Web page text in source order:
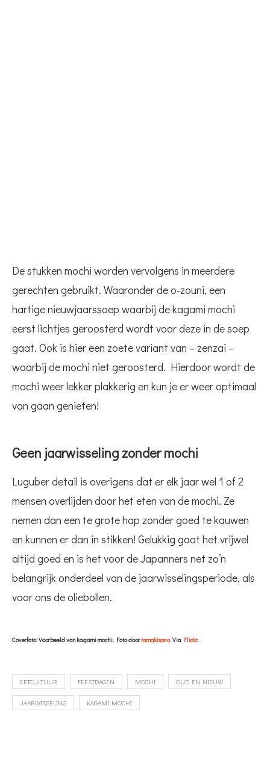
De stukken mochi worden vervolgens in meerdere
gerechten gebruikt. Waaronder de o-zouni, een
hartige nieuwjaarssoep waarbij de kagami mochi
eerst lichtjes geroosterd wordt voor deze in de soep
gaat. Ook is hier een zoete variant van – zenzai –
waarbij de mochi niet geroosterd. Hierdoor wordt de
mochi weer lekker plakkerig en kun je er weer optimaal
van gaan genieten!
Geen jaarwisseling zonder mochi
Luguber detail is overigens dat er elk jaar wel 1 of 2
mensen overlijden door het eten van de mochi. Ze
nemen dan een te grote hap zonder goed te kauwen
en kunnen er dan in stikken! Gelukkig gaat het vrijwel
altijd goed en is het voor de Japanners net zo’n
belangrijk onderdeel van de jaarwisselingsperiode, als
voor ons de oliebollen.
Coverfoto: Voorbeeld van kagami mochi. Foto doortamakisono. Via Flickr.
EETCULTUUR FEESTDAGEN MOCHI OUD EN NIEUW
JAARWISSELING KAGAMI MOCHI